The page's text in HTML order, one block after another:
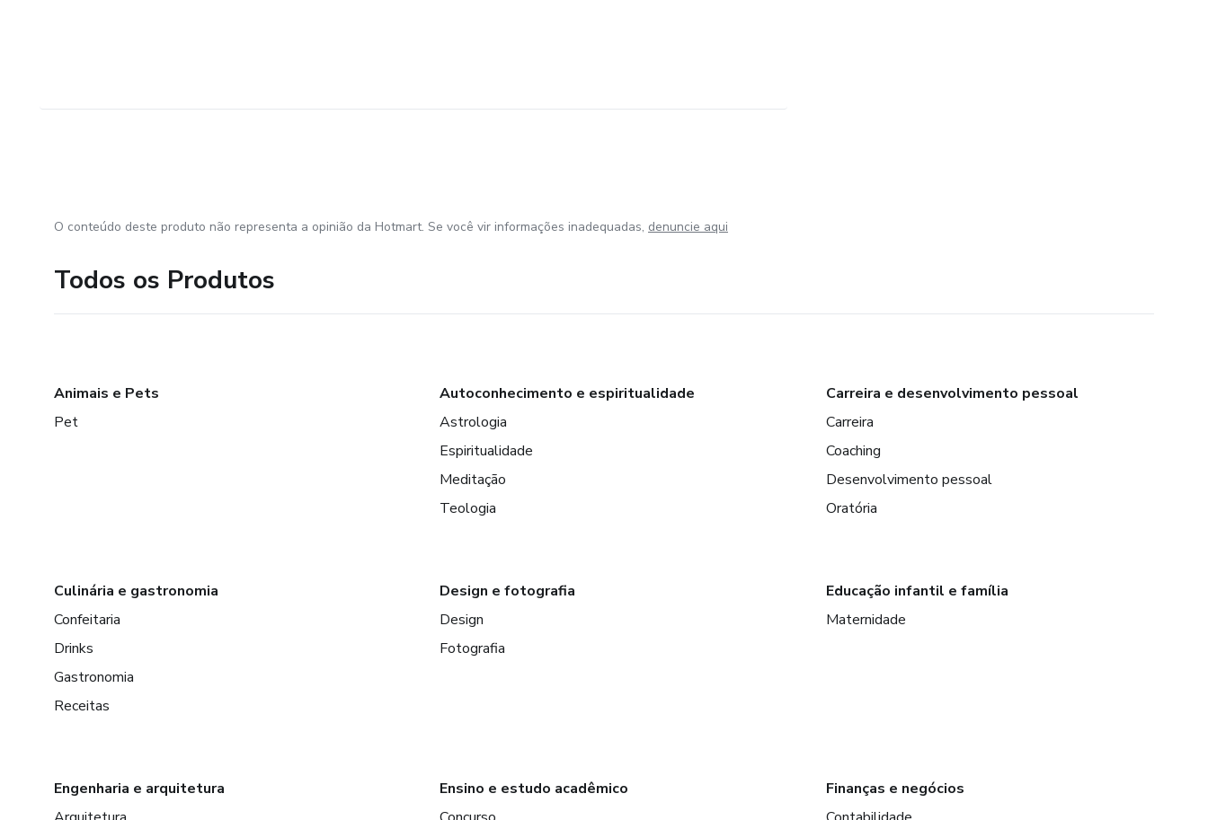
O conteúdo deste produto não representa a opinião da Hotmart. Se você vir informações inadequadas, denuncie aqui
Todos os Produtos
Animais e Pets
Pet
Autoconhecimento e espiritualidade
Astrologia
Espiritualidade
Meditação
Teologia
Carreira e desenvolvimento pessoal
Carreira
Coaching
Desenvolvimento pessoal
Oratória
Culinária e gastronomia
Confeitaria
Drinks
Gastronomia
Receitas
Design e fotografia
Design
Fotografia
Educação infantil e família
Maternidade
Engenharia e arquitetura
Ensino e estudo acadêmico
Finanças e negócios